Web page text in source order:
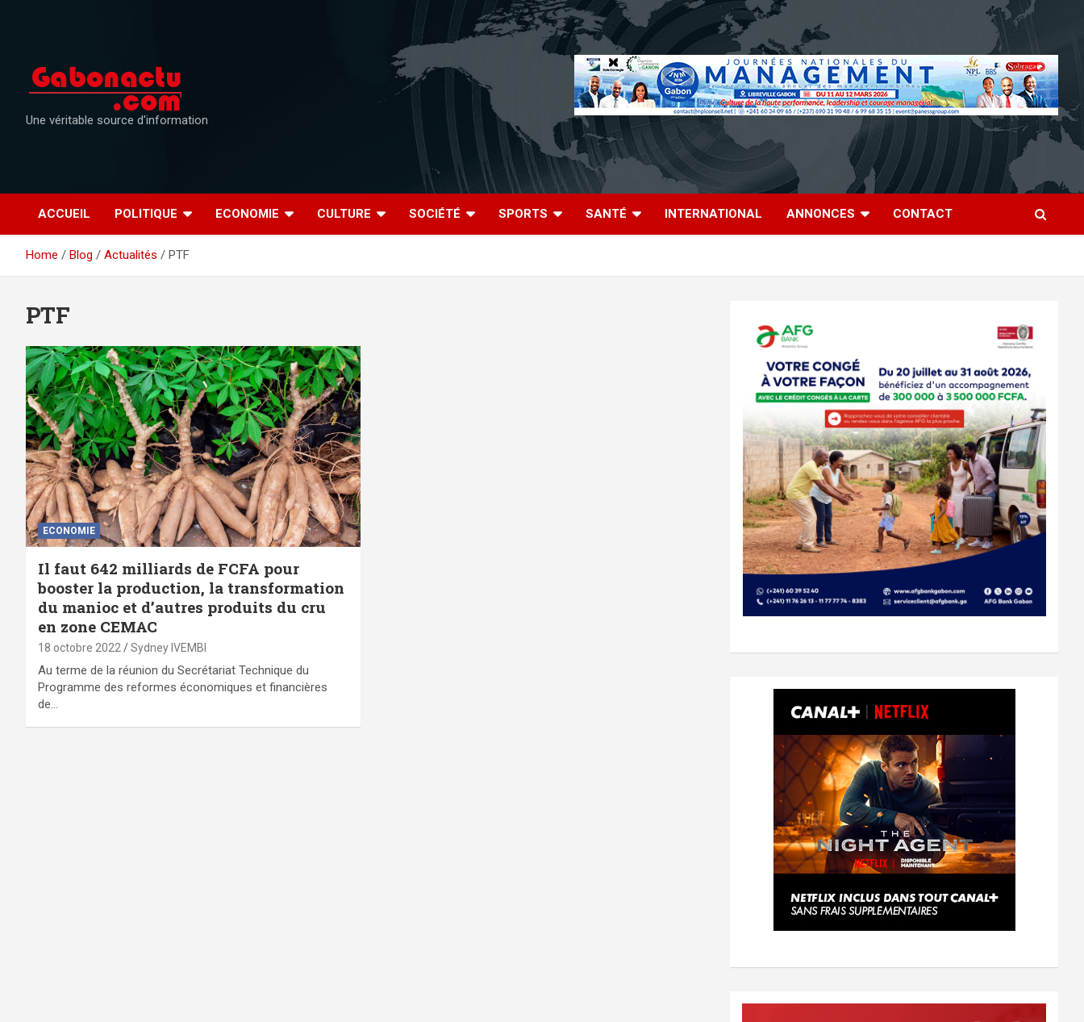
Une véritable source d'information
ACCUEIL POLITIQUE ECONOMIE CULTURE SOCIÉTÉ SPORTS SANTÉ INTERNATIONAL ANNONCES CONTACT
Home Blog Actualités PTF
PTF
ECONOMIE
Il faut 642 milliards de FCFA pour
booster la production, la transformation
du manioc et d’autres produits du cru
en zone CEMAC
18 octobre 2022 Sydney IVEMBI
Au terme de la réunion du Secrétariat Technique du
Programme des reformes économiques et financières
de…